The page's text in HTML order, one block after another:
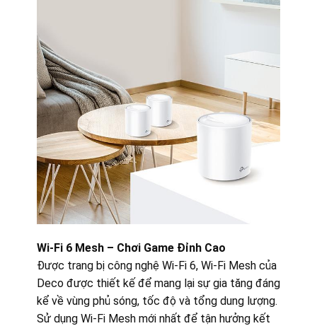
Wi-Fi 6 Mesh – Chơi Game Đỉnh Cao
Được trang bị công nghệ Wi-Fi 6, Wi-Fi Mesh của
Deco được thiết kế để mang lại sự gia tăng đáng
kể về vùng phủ sóng, tốc độ và tổng dung lượng.
Sử dụng Wi-Fi Mesh mới nhất để tận hưởng kết